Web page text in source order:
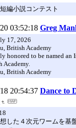
編小説コンテスト
03:52:18 Greg
17, 2026
British Academy
honored to be named
Academy.
British Academy
20:54:37 Dance to
した４次元ワームを基